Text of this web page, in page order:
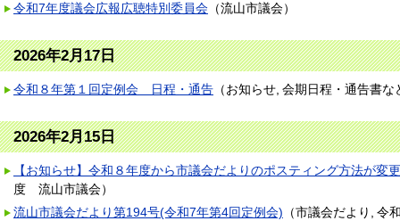
令和7年度議会広報広聴特別委員会 （流山市議会）
2026年2月17日
令和８年第１回定例会 日程・通告 （お知らせ 会期日程・通告書な
2026年2月15日
【お知らせ】令和８年度から市議会だよりのポスティング方法が変
度
流山市議会）
流山市議会だより第194号(令和7年第4回定例会) （市議会だより 令